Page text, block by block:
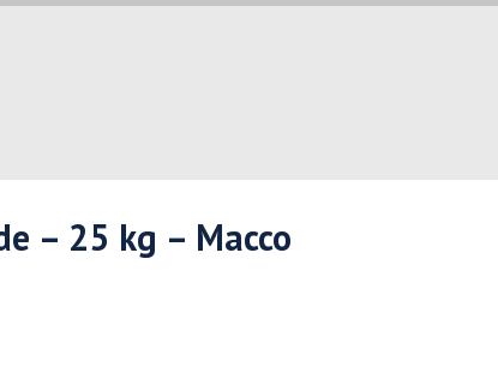
– 25 kg – Macco